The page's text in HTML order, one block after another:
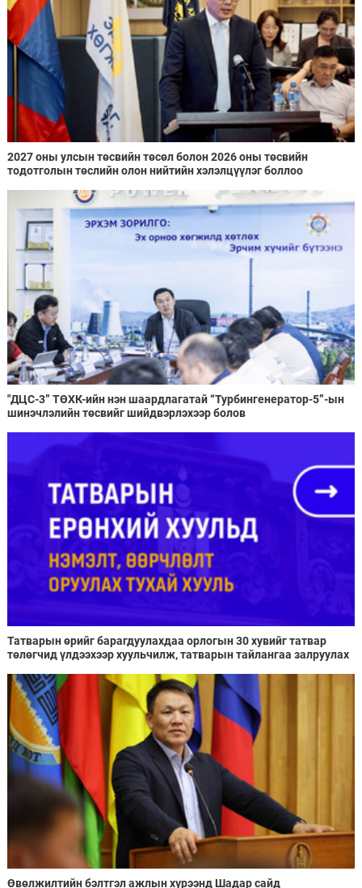
2027 оны улсын төсвийн төсөл болон 2026 оны төсвийн
тодотголын төслийн олон нийтийн хэлэлцүүлэг боллоо
"ДЦС-3” ТӨХК-ийн нэн шаардлагатай “Турбингенератор-5”-ын
шинэчлэлийн төсвийг шийдвэрлэхээр болов
Татварын өрийг барагдуулахдаа орлогын 30 хувийг татвар
төлөгчид үлдээхээр хуульчилж, татварын тайлангаа залруулах
Өвөлжилтийн бэлтгэл ажлын хүрээнд Шадар сайд